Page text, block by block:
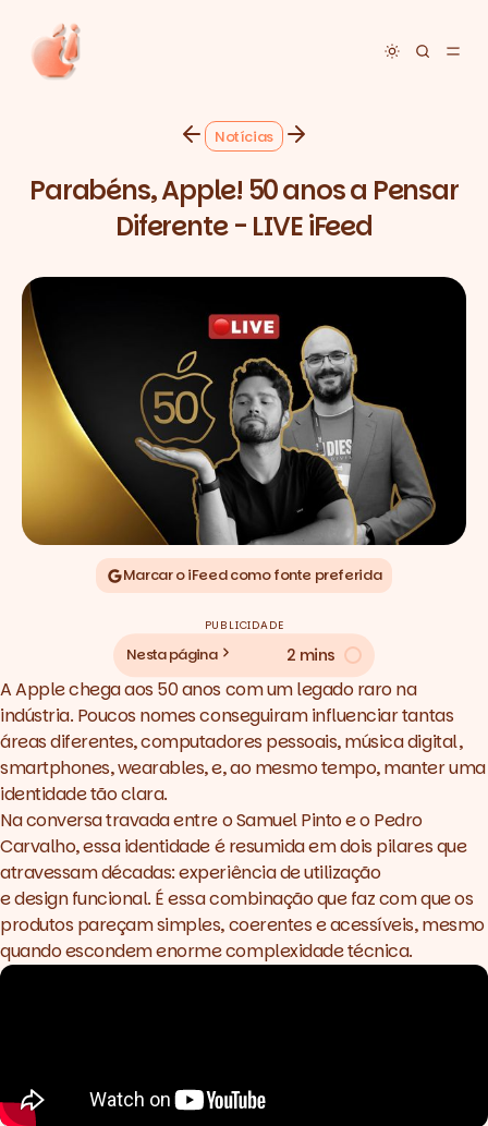
Toggle
Notícias
Parabéns, Apple! 50 anos a Pensar
Diferente - LIVE iFeed
Marcar o iFeed como fonte preferida
PUBLICIDADE
Nesta página 2 mins
A Apple chega aos 50 anos com um legado raro na
indústria. Poucos nomes conseguiram influenciar tantas
áreas diferentes, computadores pessoais, música digital,
smartphones,wearables,e, ao mesmo tempo, manter uma
identidade tão clara.
Na conversa travada entre o Samuel Pinto e o Pedro
Carvalho, essa identidade é resumida em dois pilares que
atravessam décadas: experiência de utilização
edesignfuncional. É essa combinação que faz com que os
produtos pareçam simples, coerentes e acessíveis, mesmo
quando escondem enorme complexidade técnica.